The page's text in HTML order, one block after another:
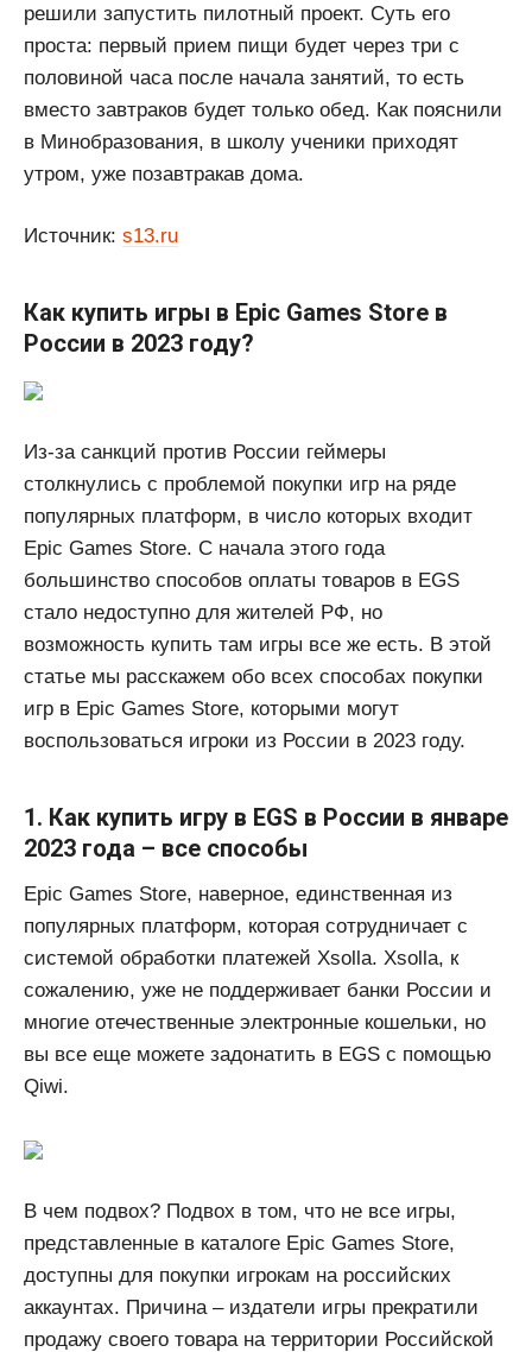
решили запустить пилотный проект. Суть его
проста: первый прием пищи будет через три с
половиной часа после начала занятий, то есть
вместо завтраков будет только обед. Как пояснили
в Минобразования, в школу ученики приходят
утром, уже позавтракав дома.
Источник: s13.ru
Как купить игры в Epic Games Store в
России в 2023 году?
Из-за санкций против России геймеры
столкнулись с проблемой покупки игр на ряде
популярных платформ, в число которых входит
Epic Games Store. С начала этого года
большинство способов оплаты товаров в EGS
стало недоступно для жителей РФ, но
возможность купить там игры все же есть. В этой
статье мы расскажем обо всех способах покупки
игр в Epic Games Store, которыми могут
воспользоваться игроки из России в 2023 году.
1. Как купить игру в EGS в России в январе
2023 года – все способы
Epic Games Store, наверное, единственная из
популярных платформ, которая сотрудничает с
системой обработки платежей Xsolla. Xsolla, к
сожалению, уже не поддерживает банки России и
многие отечественные электронные кошельки, но
вы все еще можете задонатить в EGS с помощью
Qiwi.
В чем подвох? Подвох в том, что не все игры,
представленные в каталоге Epic Games Store,
доступны для покупки игрокам на российских
аккаунтах. Причина – издатели игры прекратили
продажу своего товара на территории Российской